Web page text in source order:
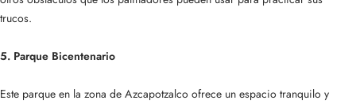
trucos.
5. Parque Bicentenario
Este parque en la zona de Azcapotzalco ofrece un espacio tranquilo y